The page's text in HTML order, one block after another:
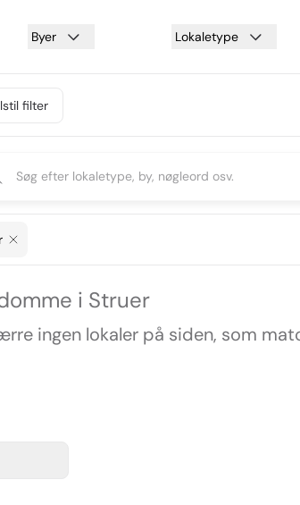
Byer Lokaletype
filter
i Struer
ingen lokaler på siden, som